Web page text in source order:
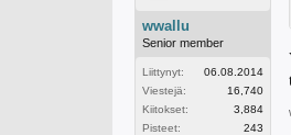
wwallu
Senior member
Liittynyt:
06.08.2014
Viestejä:
16,740
Kiitokset:
3,884
Pisteet:
243